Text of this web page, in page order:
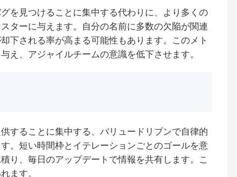
を見つけることに集中する代わりに、より多くの
ターに与えます。自分の名前に多数の欠陥が関連
下される率が高まる可能性もあります。このメト
え、アジャイルチームの意識を低下させます。
することに集中する、バリュードリブンで自律的
。短い時間枠とイテレーションごとのゴールを意
り、毎日のアップデートで情報を共有します。こ
ます。